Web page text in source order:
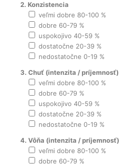
2. Konzistencia
veľmi dobre 80-100 %
dobre 60-79 %
uspokojivo 40-59 %
dostatočne 20-39 %
nedostatočne 0-19 %
3. Chuť (intenzita / príjemnosť)
veľmi dobre 80-100 %
dobre 60-79 %
uspokojivo 40-59 %
dostatočne 20-39 %
nedostatočne 0-19 %
4. Vôňa (intenzita / príjemnosť)
veľmi dobre 80-100 %
dobre 60-79 %